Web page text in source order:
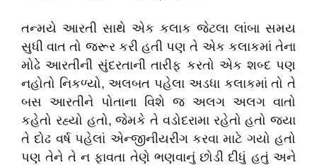
તન્મયે આરતી સાથે એક કલાક જેટલા લાંબા સમય
સુધી વાત તો જરૂર કરી હતી પણ તે એક કલાકમાં તેના
મોઢે આરતીની સુંદરતાની તારીફ કરતો એક શબ્દ પણ
નહોતો નિકળ્યો, અલબત પહેલા અડધા કલાકમાં તો તે
બસ આરતીને પોતાના વિશે જ અલગ અલગ વાતો
કહેતો રહ્યો હતો, જેમકે તે વડોદરામા રહેતો હતો જ્યા
તે દોઢ વર્ષ પહેલાં એન્જીનીયરીંગ કરવા માટે ગયો હતો
પણ તેને તે ન ફાવતા તેણે ભણવાનું છોડી દીધું હતું અને